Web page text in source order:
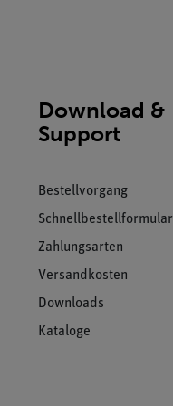
Download &
Support
Bestellvorgang
Schnellbestellformular
Zahlungsarten
Versandkosten
Downloads
Kataloge